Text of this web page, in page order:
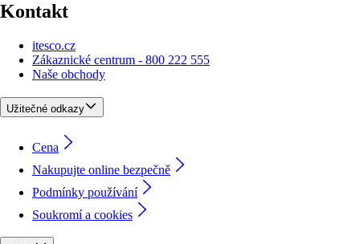
Kontakt
itesco.cz
Zákaznické centrum - 800 222 555
Naše obchody
Užitečné odkazy
Cena
Nakupujte online bezpečně
Podmínky používání
Soukromí a cookies